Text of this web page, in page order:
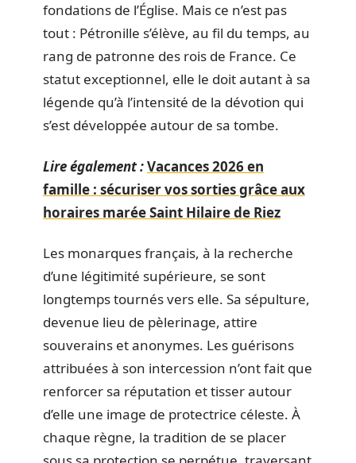
fondations de l’Église. Mais ce n’est pas
tout : Pétronille s’élève, au fil du temps, au
rang de patronne des rois de France. Ce
statut exceptionnel, elle le doit autant à sa
légende qu’à l’intensité de la dévotion qui
s’est développée autour de sa tombe.
Lire également :Vacances 2026 en
famille : sécuriser vos sorties grâce aux
horaires marée Saint Hilaire de Riez
Les monarques français, à la recherche
d’une légitimité supérieure, se sont
longtemps tournés vers elle. Sa sépulture,
devenue lieu de pèlerinage, attire
souverains et anonymes. Les guérisons
attribuées à son intercession n’ont fait que
renforcer sa réputation et tisser autour
d’elle une image de protectrice céleste. À
chaque règne, la tradition de se placer